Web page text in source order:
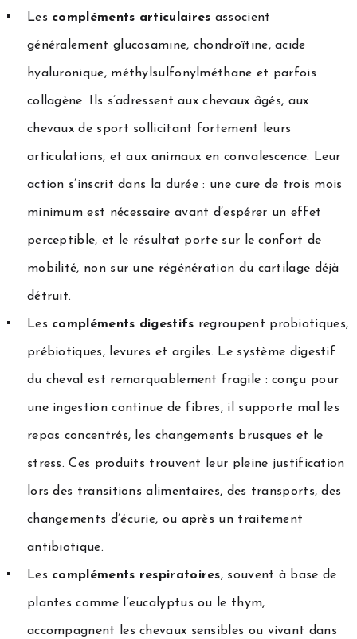
Les compléments articulaires associent
généralement glucosamine, chondroïtine, acide
hyaluronique, méthylsulfonylméthane et parfois
collagène. Ils s’adressent aux chevaux âgés, aux
chevaux de sport sollicitant fortement leurs
articulations, et aux animaux en convalescence. Leur
action s’inscrit dans la durée : une cure de trois mois
minimum est nécessaire avant d’espérer un effet
perceptible, et le résultat porte sur le confort de
mobilité, non sur une régénération du cartilage déjà
détruit.
Les compléments digestifs regroupent probiotiques,
prébiotiques, levures et argiles. Le système digestif
du cheval est remarquablement fragile : conçu pour
une ingestion continue de fibres, il supporte mal les
repas concentrés, les changements brusques et le
stress. Ces produits trouvent leur pleine justification
lors des transitions alimentaires, des transports, des
changements d’écurie, ou après un traitement
antibiotique.
Les compléments respiratoires, souvent à base de
plantes comme l’eucalyptus ou le thym,
accompagnent les chevaux sensibles ou vivant dans